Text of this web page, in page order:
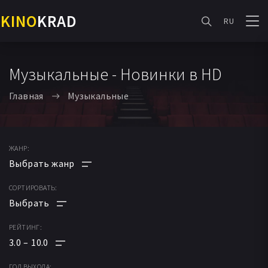
KINOKRAD RU
Музыкальные - Новинки в HD
Главная Музыкальные
ЖАНР:
АНИМЕ
ФАНТАСТИКА
МЕЛОДРАМА
СОРТИРОВАТЬ:
ПО РЕЙТИНГУ
РЕЙТИНГ:
3.0 10.0